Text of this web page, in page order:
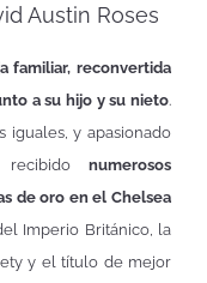
Austin Roses
familiar, reconvertida
a su hijo y su nieto.
iguales, y apasionado
numerosos
de oro en el Chelsea
Imperio Británico, la
y el título de mejor